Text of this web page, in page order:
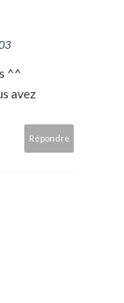
^^
avez
Répondre